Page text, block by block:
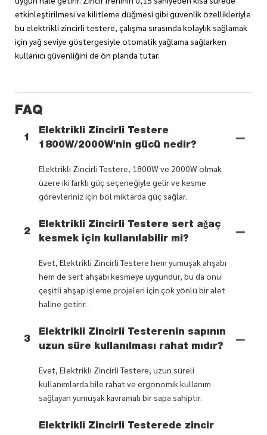
etkinleştirilmesi ve kilitleme düğmesi gibi güvenlik özellikleriyle
bu elektrikli zincirli testere, çalışma sırasında kolaylık sağlamak
için yağ seviye göstergesiyle otomatik yağlama sağlarken
kullanıcı güvenliğini de ön planda tutar.
FAQ
1
Elektrikli Zincirli Testere
1800W/2000W'nin gücü nedir?
Elektrikli Zincirli Testere, 1800W ve 2000W olmak
üzere iki farklı güç seçeneğiyle gelir ve kesme
görevleriniz için bol miktarda güç sağlar.
2
Elektrikli Zincirli Testere sert ağaç
kesmek için kullanılabilir mi?
Evet, Elektrikli Zincirli Testere hem yumuşak ahşabı
hem de sert ahşabı kesmeye uygundur, bu da onu
çeşitli ahşap işleme projeleri için çok yönlü bir alet
haline getirir.
3
Elektrikli Zincirli Testerenin sapının
uzun süre kullanılması rahat mıdır?
Evet, Elektrikli Zincirli Testere, uzun süreli
kullanımlarda bile rahat ve ergonomik kullanım
sağlayan yumuşak kavramalı bir sapa sahiptir.
Elektrikli Zincirli Testerede zincir